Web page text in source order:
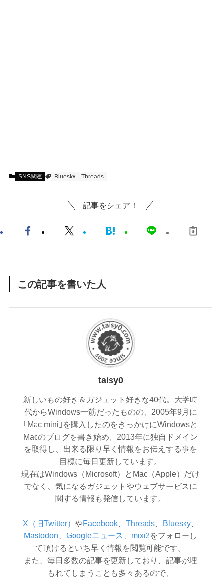
SNS関連 Bluesky Threads
記事をシェア！
この記事を書いた人
taisy0
新しいもの好き＆ガジェット好きな40代。大学時
代からWindows一筋だったものの、2005年9月に
｢Mac mini｣を購入したのをきっかけにWindowsと
Macのブログを書き始め、2013年に独自ドメイン
を取得し、出来る限り早く情報をお伝えする事を
目標に毎日更新しています。
現在はWindows（Microsoft）とMac（Apple）だけ
でなく、気になるガジェットやウェブサービスに
関する情報も発信しています。
X（旧Twitter） やFacebook、 Threads、 Bluesky、
Mastodon
Googleニュース mixi2をフォローし
て頂けるといち早く情報を閲覧可能です。
また、毎日多数の記事を更新しており、記事が埋
もれてしまうことも多々あるので、